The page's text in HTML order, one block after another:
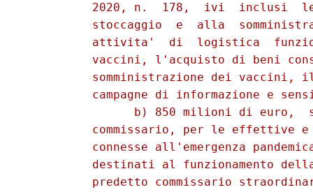
2020, n.  178,  ivi  inclusi
stoccaggio  e  alla
attivita'  di  logistica
vaccini, l'acquisto di beni
somministrazione dei vaccini,
campagne di informazione e
b) 850 milioni di euro,
commissario, per le effettive
connesse all'emergenza
destinati al funzionamento
predetto commissario